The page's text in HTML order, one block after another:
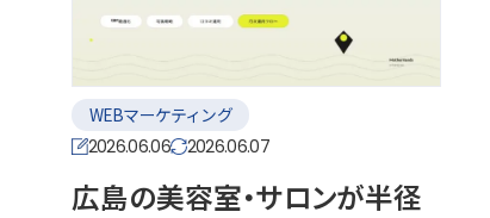
WEBマーケティング
2026.06.06
2026.06.07
広島の美容室・サロンが半径